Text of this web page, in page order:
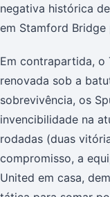
negativa histórica
em Stamford
Em contrapartida, o
renovada sob a
sobrevivência, os
invencibilidade na
rodadas (duas
compromisso, a
United em casa,